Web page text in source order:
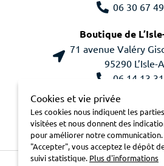
06 30 67
Boutique de
71 avenue Valéry
95290 L’Isle-
06 14 13
Cookies et vie privée
Les cookies nous indiquent les
visitées et nous donnent des
pour améliorer notre communication.
"Accepter", vous acceptez le dépôt
suivi statistique. Plus d'informations